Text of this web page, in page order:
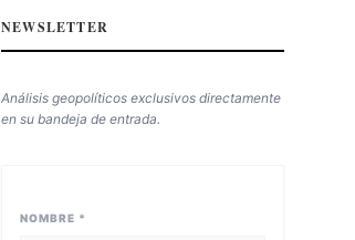
NEWSLETTER
Análisis geopolíticos exclusivos directamente
en su bandeja de entrada.
NOMBRE *